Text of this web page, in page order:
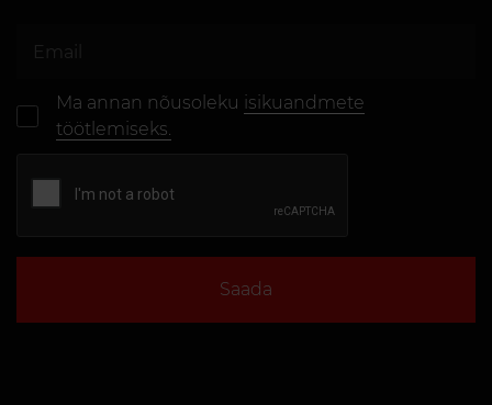
Ma annan nõusoleku isikuandmete
töötlemiseks.
Saada